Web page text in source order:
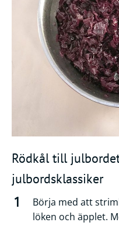
Rödkål till
julbordsklassiker
Börja med att
löken och äpplet.